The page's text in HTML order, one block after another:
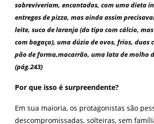
sobreviveriam, encantados, com uma dieta
entregas de pizza, mas ainda assim
leite, suco de laranja (do tipo com cálcio,
com bagaço), uma dúzia de ovos, frios, duas
pão de forma,macarrão, uma lata de molho
(pág.243)
Por que isso é surpreendente?
Em sua maioria, os protagonistas são
descompromissadas, solteiras, sem